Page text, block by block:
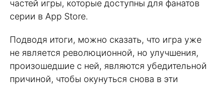
частей игры, которые доступны для фанатов
серии в App Store.
Подводя итоги, можно сказать, что игра уже
не является революционной, но улучшения,
произошедшие с ней, являются убедительной
причиной, чтобы окунуться снова в эти